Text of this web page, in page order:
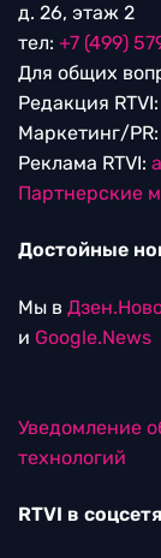
д. 26, этаж 2
тел: +7 (499)
Для общих
Редакция RTVI:
Маркетинг/PR:
Реклама RTVI:
Партнерские
Достойные
Мы в
и Google.News
Уведомление
технологий
RTVI в